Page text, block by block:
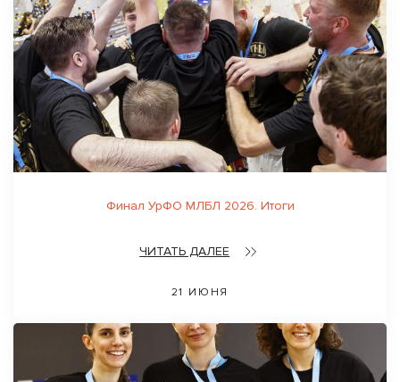
Финал УрФО МЛБЛ 2026. Итоги
ЧИТАТЬ ДАЛЕЕ
21 ИЮНЯ